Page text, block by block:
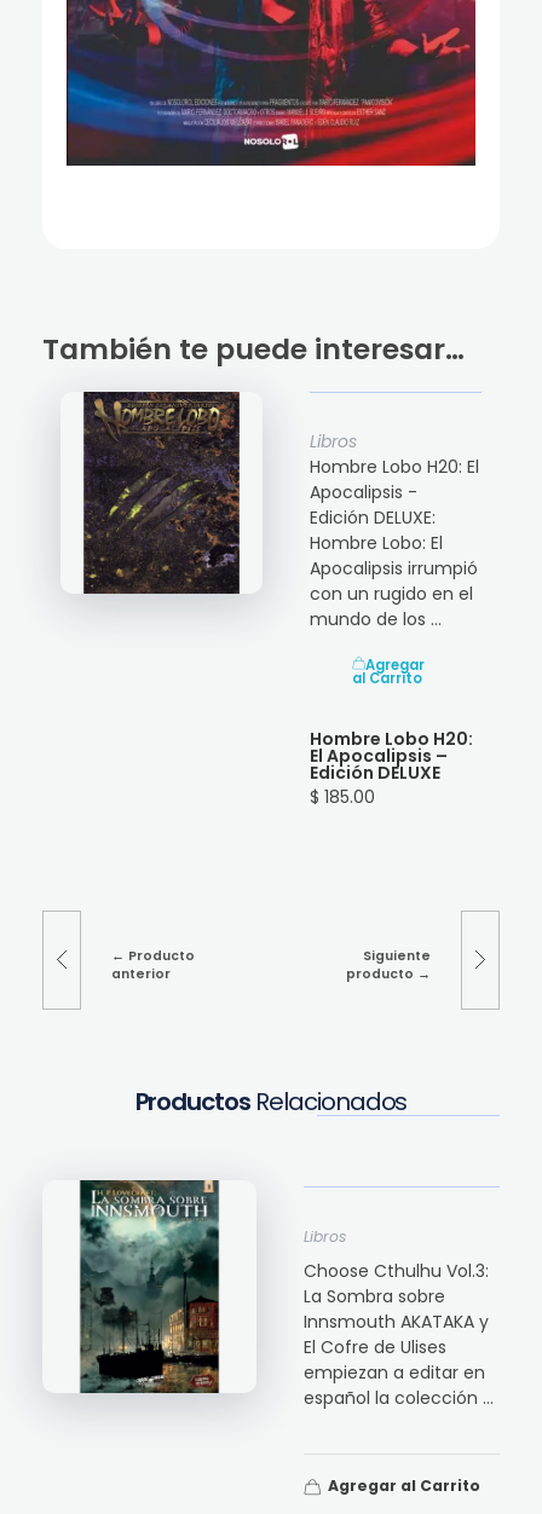
También te puede interesar…
Hombre Lobo H20:
El Apocalipsis –
Edición DELUXE
$ 185.00
Libros
Hombre Lobo H20: El
Apocalipsis -
Edición DELUXE:
Hombre Lobo: El
Apocalipsis irrumpió
con un rugido en el
mundo de los ...
Agregar
al Carrito
Producto
anterior
Siguiente
producto
Productos Relacionados
Libros
Choose Cthulhu Vol.3:
La Sombra sobre
Innsmouth AKATAKA y
El Cofre de Ulises
empiezan a editar en
español la colección ...
Agregar al Carrito